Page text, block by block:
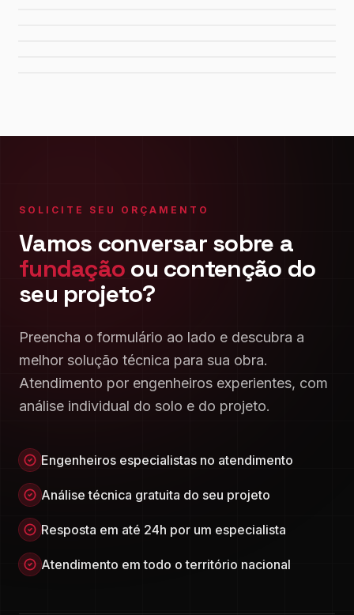
SOLICITE SEU ORÇAMENTO
Vamos conversar sobre a
fundação ou contenção do
seu projeto?
Preencha o formulário ao lado e descubra a
melhor solução técnica para sua obra.
Atendimento por engenheiros experientes, com
análise individual do solo e do projeto.
Engenheiros especialistas no atendimento
Análise técnica gratuita do seu projeto
Resposta em até 24h por um especialista
Atendimento em todo o território nacional